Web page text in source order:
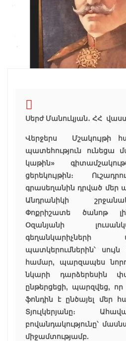
Սերժ Մանուկյան․ ՀՀ
Վերջերս Մշակույթի
պատեհություն ունեցա
կաթին»
ցերեկույթին։
գրասեղանին դրված մեր
Անդրանիկի
Փոքրիշատե ծանոթ
Օզանյանի
գեղանկարիչների
պատկերումներին՝
համար, պարզապես
նկարի դարձերեսին
ընթերցեցի, պարզվեց, որ
ֆոնդին է ընծայել մեր
Տյուլկերյանը։
բովանդակությունը՝
միջամտությամբ.